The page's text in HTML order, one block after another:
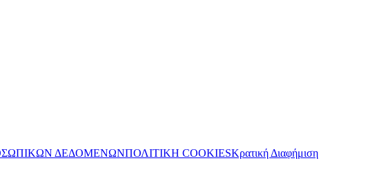
ΔΕΔΟΜΕΝΩΝΠΟΛΙΤΙΚΗ COOKIESΚρατική Διαφήμιση